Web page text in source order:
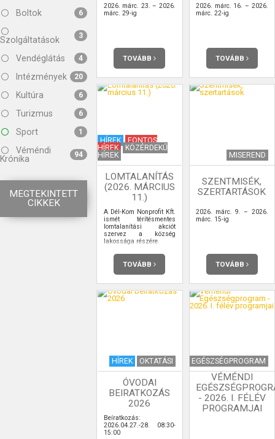
Boltok 6
Szolgáltatások 3
Vendéglátás 4
Intézmények 20
Kultúra 6
Turizmus 6
Sport 1
Véméndi
Krónika
94
MEGTEKINTETT
CIKKEK
2026. márc. 23. – 2026.
márc. 29-ig
TOVÁBB
2026. márc. 16. – 2026.
márc. 22-ig
TOVÁBB
HÍREK
FONTOS
HÍREK
KÖZÉRDEKŰ
HÍREK
LOMTALANÍTÁS
(2026. MÁRCIUS
11.)
A Dél-Kom Nonprofit Kft.
ismét térítésmentes
lomtalanítási akciót
szervez a község
lakossága részére.
TOVÁBB
MISEREND
SZENTMISÉK,
SZERTARTÁSOK
2026. márc. 9. – 2026.
márc. 15-ig
TOVÁBB
HÍREK OKTATÁSI
ÓVODAI
BEIRATKOZÁS
2026
Beíratkozás:
2026.04.27.-28. 08:30-
15:00
EGÉSZSÉGPROGRAM
VÉMÉNDI
- 2026. I. FÉLÉV
PROGRAMJAI